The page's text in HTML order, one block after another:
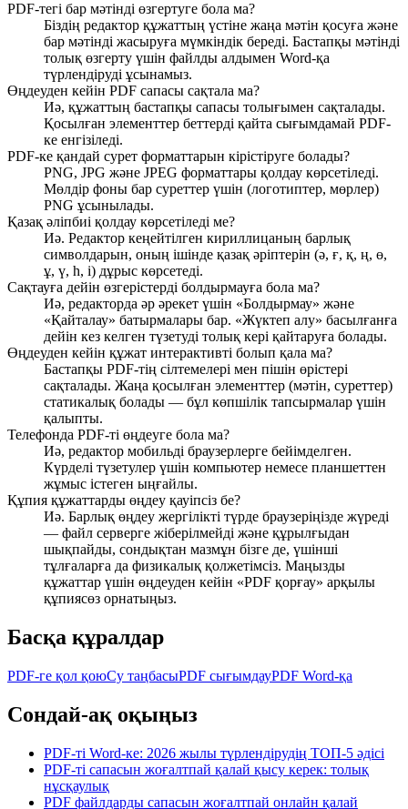
PDF-тегі бар мәтінді өзгертуге бола ма?
Біздің редактор құжаттың үстіне жаңа мәтін қосуға және
бар мәтінді жасыруға мүмкіндік береді. Бастапқы мәтінді
толық өзгерту үшін файлды алдымен Word-қа
түрлендіруді ұсынамыз.
Өңдеуден кейін PDF сапасы сақтала ма?
Иә, құжаттың бастапқы сапасы толығымен сақталады.
Қосылған элементтер беттерді қайта сығымдамай PDF-
ке енгізіледі.
PDF-ке қандай сурет форматтарын кірістіруге болады?
PNG, JPG және JPEG форматтары қолдау көрсетіледі.
Мөлдір фоны бар суреттер үшін (логотиптер, мөрлер)
PNG ұсынылады.
Қазақ әліпбиі қолдау көрсетіледі ме?
Иә. Редактор кеңейтілген кириллицаның барлық
символдарын, оның ішінде қазақ әріптерін (ә, ғ, қ, ң, ө,
ұ, ү, һ, і) дұрыс көрсетеді.
Сақтауға дейін өзгерістерді болдырмауға бола ма?
Иә, редакторда әр әрекет үшін «Болдырмау» және
«Қайталау» батырмалары бар. «Жүктеп алу» басылғанға
дейін кез келген түзетуді толық кері қайтаруға болады.
Өңдеуден кейін құжат интерактивті болып қала ма?
Бастапқы PDF-тің сілтемелері мен пішін өрістері
сақталады. Жаңа қосылған элементтер (мәтін, суреттер)
статикалық болады — бұл көпшілік тапсырмалар үшін
қалыпты.
Телефонда PDF-ті өңдеуге бола ма?
Иә, редактор мобильді браузерлерге бейімделген.
Күрделі түзетулер үшін компьютер немесе планшеттен
жұмыс істеген ыңғайлы.
Құпия құжаттарды өңдеу қауіпсіз бе?
Иә. Барлық өңдеу жергілікті түрде браузеріңізде жүреді
— файл серверге жіберілмейді және құрылғыдан
шықпайды, сондықтан мазмұн бізге де, үшінші
тұлғаларға да физикалық қолжетімсіз. Маңызды
құжаттар үшін өңдеуден кейін «PDF қорғау» арқылы
құпиясөз орнатыңыз.
Басқа құралдар
PDF-ге қол қоюСу таңбасыPDF сығымдауPDF Word-қа
Сондай-ақ оқыңыз
PDF-ті Word-ке: 2026 жылы түрлендірудің ТОП-5 әдісі
PDF-ті сапасын жоғалтпай қалай қысу керек: толық
нұсқаулық
PDF файлдарды сапасын жоғалтпай онлайн қалай